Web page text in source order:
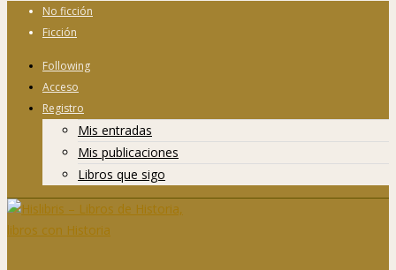
No ficción
Ficción
Following
Acceso
Registro
Mis entradas
Mis publicaciones
Libros que sigo